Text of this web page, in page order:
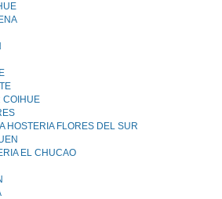
COIHUE
HOSTERIA FLORES DEL SUR
EL CHUCAO